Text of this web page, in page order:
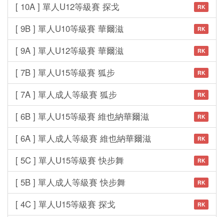
[ 10A ] 單人U12等級賽 探戈 RK
[ 9B ] 單人U10等級賽 華爾滋 RK
[ 9A ] 單人U12等級賽 華爾滋 RK
[ 7B ] 單人U15等級賽 狐步 RK
[ 7A ] 單人成人等級賽 狐步 RK
[ 6B ] 單人U15等級賽 維也納華爾滋 RK
[ 6A ] 單人成人等級賽 維也納華爾滋 RK
[ 5C ] 單人U15等級賽 快步舞 RK
[ 5B ] 單人成人等級賽 快步舞 RK
[ 4C ] 單人U15等級賽 探戈 RK